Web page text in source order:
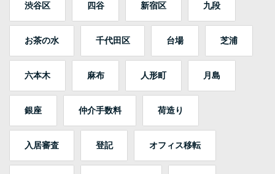
渋谷区 四谷 新宿区 九段
お茶の水 千代田区 台場 芝浦
六本木 麻布 人形町 月島
銀座 仲介手数料 荷造り
入居審査 登記 オフィス移転